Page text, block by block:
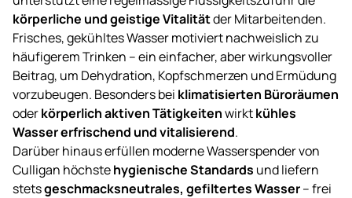
körperliche und geistige Vitalitätder Mitarbeitenden.
Frisches, gekühltes Wasser motiviert nachweislich zu
häufigerem Trinken – ein einfacher, aber wirkungsvoller
Beitrag, um Dehydration, Kopfschmerzen und Ermüdung
vorzubeugen. Besonders bei klimatisierten Büroräumen
oderkörperlich aktiven Tätigkeitenwirktkühles
Wasser erfrischend und vitalisierend.
Darüber hinaus erfüllen moderne Wasserspender von
Culligan höchstehygienische Standards und liefern
stetsgeschmacksneutrales, gefiltertes Wasser– frei